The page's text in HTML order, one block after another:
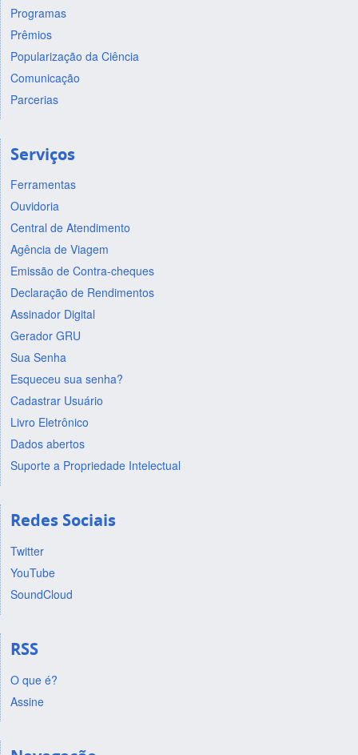
Programas
Prêmios
Popularização da Ciência
Comunicação
Parcerias
Serviços
Ferramentas
Ouvidoria
Central de Atendimento
Agência de Viagem
Emissão de Contra-cheques
Declaração de Rendimentos
Assinador Digital
Gerador GRU
Sua Senha
Esqueceu sua senha?
Cadastrar Usuário
Livro Eletrônico
Dados abertos
Suporte a Propriedade Intelectual
Redes Sociais
Twitter
YouTube
SoundCloud
RSS
O que é?
Assine